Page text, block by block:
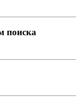
поиска